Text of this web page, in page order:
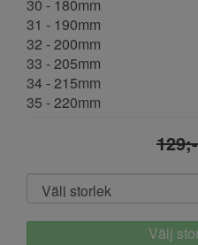
30 - 180mm
31 - 190mm
32 - 200mm
33 - 205mm
34 - 215mm
35 - 220mm
129;-
Välj